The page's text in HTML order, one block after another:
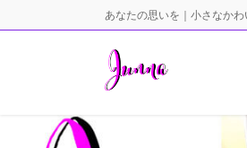
ン
ビ
あなたの思いを｜小さなか